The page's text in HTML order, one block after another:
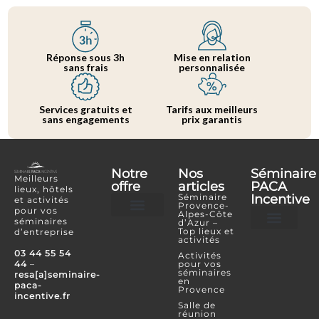
Réponse sous 3h
sans frais
Mise en relation
personnalisée
Services gratuits et
sans engagements
Tarifs aux meilleurs
prix garantis
Meilleurs
lieux, hôtels
et activités
pour vos
séminaires
d’entreprise
03 44 55 54
44 –
resa[a]seminaire-
paca-
incentive.fr
Notre
offre
Nos
articles
Séminaire
Provence-
Alpes-Côte
d’Azur –
Top lieux et
activités
Activités
pour vos
séminaires
en
Provence
Salle de
réunion
Séminaire
PACA
Incentive